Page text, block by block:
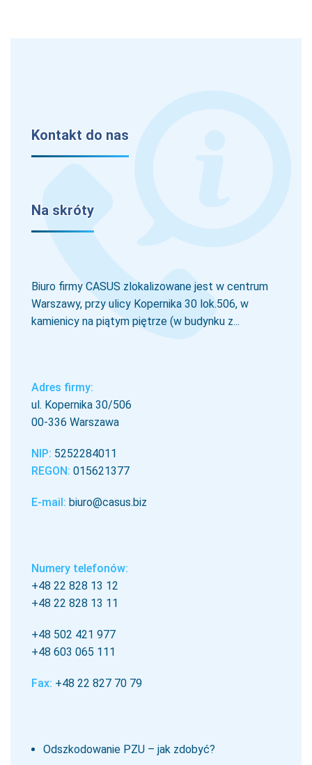
Kontakt do nas
Na skróty
Biuro firmy CASUS zlokalizowane jest w centrum
Warszawy, przy ulicy Kopernika 30 lok.506, w
kamienicy na piątym piętrze (w budynku z...
Adres firmy:
ul. Kopernika 30/506
00-336 Warszawa
NIP: 5252284011
REGON: 015621377
E-mail: biuro@casus.biz
Numery telefonów:
+48 22 828 13 12
+48 22 828 13 11
+48 502 421 977
+48 603 065 111
Fax: +48 22 827 70 79
Odszkodowanie PZU – jak zdobyć?